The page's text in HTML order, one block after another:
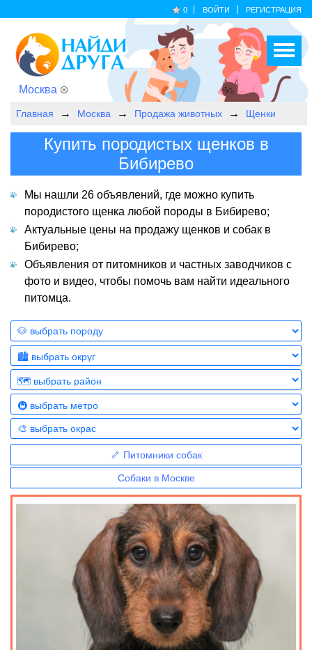
0 ВОЙТИ РЕГИСТРАЦИЯ
Москва
Главная Москва Продажа животных Щенки
Купить породистых щенков в
Бибирево
Мы нашли 26 объявлений, где можно купить
породистого щенка любой породы в Бибирево;
Актуальные цены на продажу щенков и собак в
Бибирево;
Объявления от питомников и частных заводчиков с
фото и видео, чтобы помочь вам найти идеального
питомца.
🦴 Питомники собак
Собаки в Москве